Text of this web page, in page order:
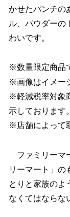
かせたパンチの
ル、パウダーの
わいです。
※数量限定商品
※画像はイメー
※軽減税率対象
示しております。
※店舗によって
ファミリーマ
リーマート」の
とりと家族のよ
なくてはならな